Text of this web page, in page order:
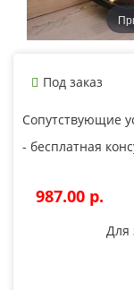
Под заказ
Сопутствующие
- бесплатная
987.00 p.
Для